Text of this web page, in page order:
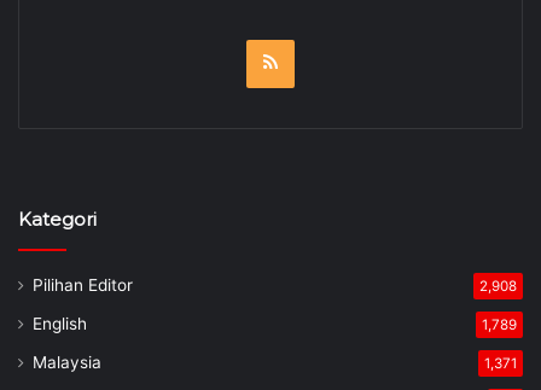
Kategori
Pilihan Editor 2,908
English 1,789
Malaysia 1,371